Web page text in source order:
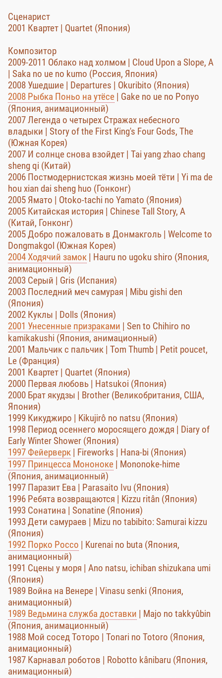
Сценарист
2001 Квартет | Quartet (Япония)
Композитор
2009-2011 Облако над холмом | Cloud Upon a Slope, A
| Saka no ue no kumo (Россия, Япония)
2008 Ушедшие | Departures | Okuribito (Япония)
2008 Рыбка Поньо на утёсе | Gake no ue no Ponyo
(Япония, анимационный)
2007 Легенда о четырех Стражах небесного
владыки | Story of the First King's Four Gods, The
(Южная Корея)
2007 И солнце снова взойдет | Tai yang zhao chang
sheng qi (Китай)
2006 Постмодернистская жизнь моей тёти | Yi ma de
hou xian dai sheng huo (Гонконг)
2005 Ямато | Otoko-tachi no Yamato (Япония)
2005 Китайская история | Chinese Tall Story, A
(Китай, Гонконг)
2005 Добро пожаловать в Донмакголь | Welcome to
Dongmakgol (Южная Корея)
2004 Ходячий замок | Hauru no ugoku shiro (Япония,
анимационный)
2003 Серый | Gris (Испания)
2003 Последний меч самурая | Mibu gishi den
(Япония)
2002 Куклы | Dolls (Япония)
2001 Унесенные призраками | Sen to Chihiro no
kamikakushi (Япония, анимационный)
2001 Мальчик с пальчик | Tom Thumb | Petit poucet,
Le (Франция)
2001 Квартет | Quartet (Япония)
2000 Первая любовь | Hatsukoi (Япония)
2000 Брат якудзы | Brother (Великобритания, США,
Япония)
1999 Кикуджиро | Kikujirô no natsu (Япония)
1998 Период осеннего моросящего дождя | Diary of
Early Winter Shower (Япония)
1997 Фейерверк | Fireworks | Hana-bi (Япония)
1997 Принцесса Мононоке | Mononoke-hime
(Япония, анимационный)
1997 Паразит Ева | Parasaito Ivu (Япония)
1996 Ребята возвращаются | Kizzu ritân (Япония)
1993 Сонатина | Sonatine (Япония)
1993 Дети самураев | Mizu no tabibito: Samurai kizzu
(Япония)
1992 Порко Россо | Kurenai no buta (Япония,
анимационный)
1991 Сцены у моря | Ano natsu, ichiban shizukana umi
(Япония)
1989 Война на Венере | Vinasu senki (Япония,
анимационный)
1989 Ведьмина служба доставки | Majo no takkyûbin
(Япония, анимационный)
1988 Мой сосед Тоторо | Tonari no Totoro (Япония,
анимационный)
1987 Карнавал роботов | Robotto kânibaru (Япония,
анимационный)